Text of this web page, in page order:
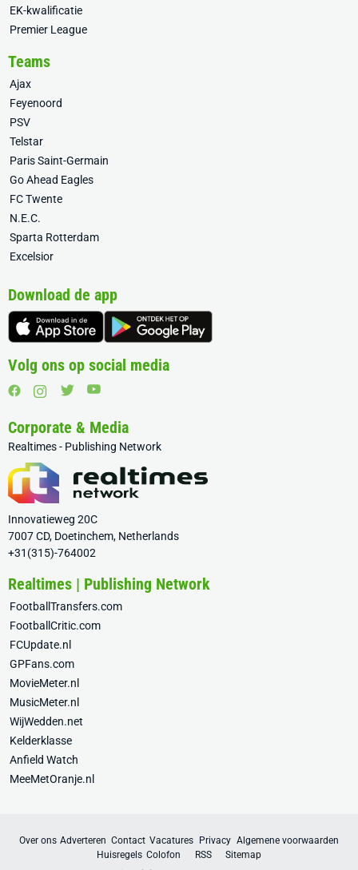
EK-kwalificatie
Premier League
Teams
Ajax
Feyenoord
PSV
Telstar
Paris Saint-Germain
Go Ahead Eagles
FC Twente
N.E.C.
Sparta Rotterdam
Excelsior
Download de app
Volg ons op social media
Corporate & Media
Realtimes - Publishing Network
Innovatieweg 20C
7007 CD, Doetinchem, Netherlands
+31(315)-764002
Realtimes | Publishing Network
FootballTransfers.com
FootballCritic.com
FCUpdate.nl
GPFans.com
MovieMeter.nl
MusicMeter.nl
WijWedden.net
Kelderklasse
Anfield Watch
MeeMetOranje.nl
Over ons Adverteren Contact Vacatures Privacy Algemene voorwaarden
Huisregels Colofon RSS
Sitemap